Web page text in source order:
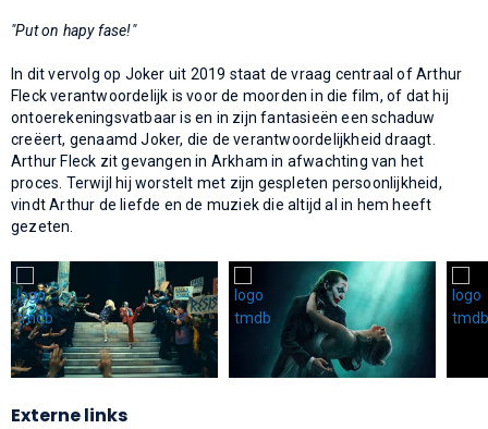
"Put on hapy fase!"
In dit vervolg op Joker uit 2019 staat de vraag centraal of Arthur
Fleck verantwoordelijk is voor de moorden in die film, of dat hij
ontoerekeningsvatbaar is en in zijn fantasieën een schaduw
creëert, genaamd Joker, die de verantwoordelijkheid draagt.
Arthur Fleck zit gevangen in Arkham in afwachting van het
proces. Terwijl hij worstelt met zijn gespleten persoonlijkheid,
vindt Arthur de liefde en de muziek die altijd al in hem heeft
gezeten.
Externe links